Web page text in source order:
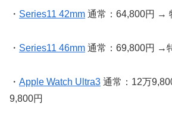
・ Series11 42mm 通常：64,800円 →
・ Series11 46mm 通常：69,800円 →
・ Apple Watch Ultra3 通常：12万
9,800円